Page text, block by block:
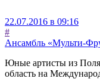
22.07.2016 в 09:16
#
Ансамбль «Мульти-
Юные артисты из
область на